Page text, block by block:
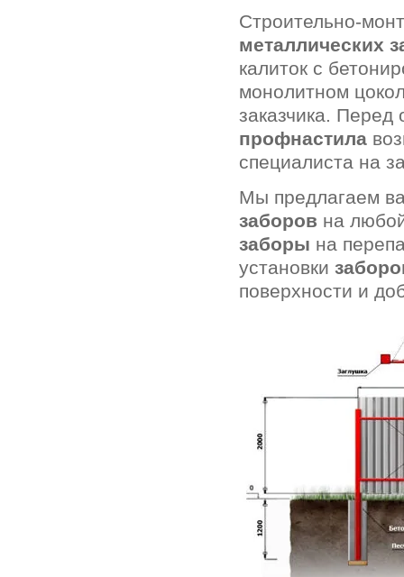
Строительно-
металлических
калиток с
монолитном
заказчика.
профнастила
специалиста на
Мы предлагаем
заборов на
заборы на
установки
поверхности и